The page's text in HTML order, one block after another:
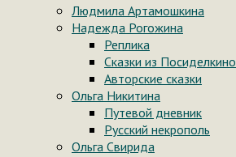
Людмила Артамошкина
Надежда Рогожина
Реплика
Сказки из Посиделкино
Авторские сказки
Ольга Никитина
Путевой дневник
Русский некрополь
Ольга Свирида